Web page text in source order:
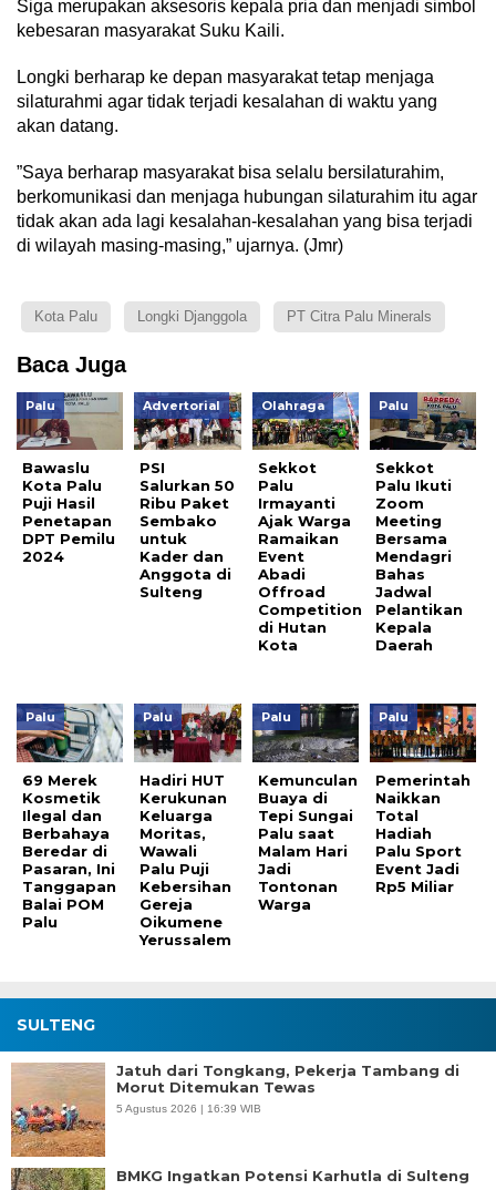
Siga merupakan aksesoris kepala pria dan menjadi simbol
kebesaran masyarakat Suku Kaili.
Longki berharap ke depan masyarakat tetap menjaga
silaturahmi agar tidak terjadi kesalahan di waktu yang
akan datang.
”Saya berharap masyarakat bisa selalu bersilaturahim,
berkomunikasi dan menjaga hubungan silaturahim itu agar
tidak akan ada lagi kesalahan-kesalahan yang bisa terjadi
di wilayah masing-masing,” ujarnya. (Jmr)
Kota Palu Longki Djanggola PT Citra Palu Minerals
Baca Juga
Palu
Bawaslu
Kota Palu
Puji Hasil
Penetapan
DPT Pemilu
2024
Advertorial
PSI
Salurkan 50
Ribu Paket
Sembako
untuk
Kader dan
Anggota di
Sulteng
Olahraga
Sekkot
Palu
Irmayanti
Ajak Warga
Ramaikan
Event
Abadi
Offroad
Competition
di Hutan
Kota
Palu
Sekkot
Palu Ikuti
Zoom
Meeting
Bersama
Mendagri
Bahas
Jadwal
Pelantikan
Kepala
Daerah
Palu
69 Merek
Kosmetik
Ilegal dan
Berbahaya
Beredar di
Pasaran, Ini
Tanggapan
Balai POM
Palu
Palu
Hadiri HUT
Kerukunan
Keluarga
Moritas,
Wawali
Palu Puji
Kebersihan
Gereja
Oikumene
Yerussalem
Palu
Kemunculan
Buaya di
Tepi Sungai
Palu saat
Malam Hari
Jadi
Tontonan
Warga
Palu
Pemerintah
Naikkan
Total
Hadiah
Palu Sport
Event Jadi
Rp5 Miliar
SULTENG
Jatuh dari Tongkang, Pekerja Tambang di
Morut Ditemukan Tewas
5 Agustus 2026 | 16:39 WIB
BMKG Ingatkan Potensi Karhutla di Sulteng